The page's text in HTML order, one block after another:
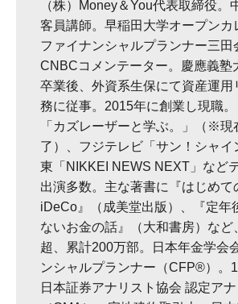
（株）Money＆You代表取締役。
客員講師。早稲田大学オープンカ
ファイナンシャルプランナー三田
CNBCコメンテーター。慶應義塾
卒業後、外資系生保にて資産運用
務に従事。2015年に創業し現職
「カズレーザーと学ぶ。」（※現
了）、フジテレビ「サン！シャイ
東「NIKKEI NEWS NEXT」など
出演多数。主な著書に『はじめて
iDeCo』（成美堂出版）、『定年
ないお金の話』（大和書房）など
超、累計200万部。日本年金学会
ンシャルプランナー（CFP®）。1
日本証券アナリスト協会 認定アナ